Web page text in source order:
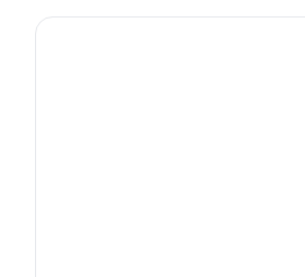
SOPORTE PARA SACO DE BOXEO UFC